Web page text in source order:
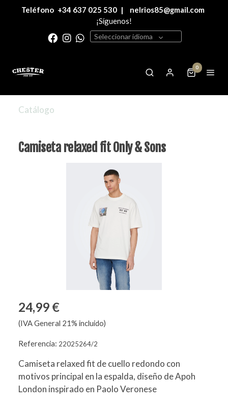
Teléfono +34 637 025 530 |
nelrios85@gmail.com
¡Síguenos!
Seleccionar idioma
0
Catálogo
Camiseta relaxed fit Only & Sons
24,99 €
(IVA General 21% incluido)
Referencia: 22025264/2
Camiseta relaxed fit de cuello redondo con
motivos principal en la espalda, diseño de Apoh
London inspirado en Paolo Veronese